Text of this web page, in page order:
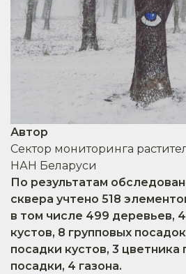
Автор
Cектор мониторинга
НАН Беларуси
По результатам
сквера учтено 518
в том числе 499 деревьев,
кустов, 8 групповых
посадки кустов, 3 цветника
посадки, 4 газона.